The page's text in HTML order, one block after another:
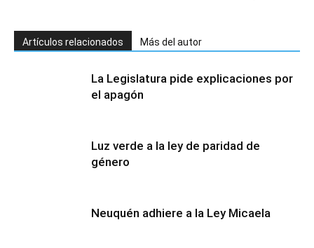
Artículos relacionados Más del autor
La Legislatura pide explicaciones por
el apagón
Luz verde a la ley de paridad de
género
Neuquén adhiere a la Ley Micaela